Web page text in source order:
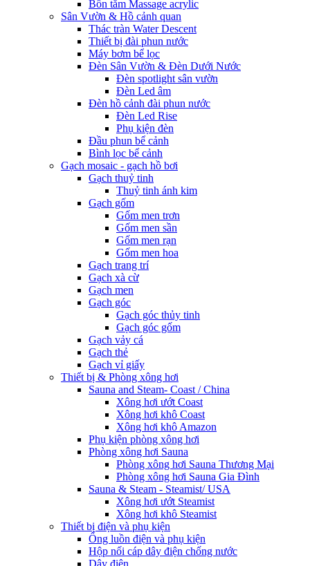
Bồn tắm Massage acrylic
Sân Vườn & Hồ cảnh quan
Thác tràn Water Descent
Thiết bị đài phun nước
Máy bơm bể lọc
Đèn Sân Vườn & Đèn Dưới Nước
Đèn spotlight sân vườn
Đèn Led âm
Đèn hồ cảnh đài phun nước
Đèn Led Rise
Phụ kiện đèn
Đầu phun bể cảnh
Bình lọc bể cảnh
Gạch mosaic - gạch hồ bơi
Gạch thuỷ tinh
Thuỷ tinh ánh kim
Gạch gốm
Gốm men trơn
Gốm men sần
Gốm men rạn
Gốm men hoa
Gạch trang trí
Gạch xà cừ
Gạch men
Gạch góc
Gạch góc thủy tinh
Gạch góc gốm
Gạch vảy cá
Gạch thẻ
Gạch vỉ giấy
Thiết bị & Phòng xông hơi
Sauna and Steam- Coast / China
Xông hơi ướt Coast
Xông hơi khô Coast
Xông hơi khô Amazon
Phụ kiện phòng xông hơi
Phòng xông hơi Sauna
Phòng xông hơi Sauna Thương Mại
Phòng xông hơi Sauna Gia Đình
Sauna & Steam - Steamist/ USA
Xông hơi ướt Steamist
Xông hơi khô Steamist
Thiết bị điện và phụ kiện
Ống luồn điện và phụ kiện
Hộp nối cáp dây điện chống nước
Dây điện